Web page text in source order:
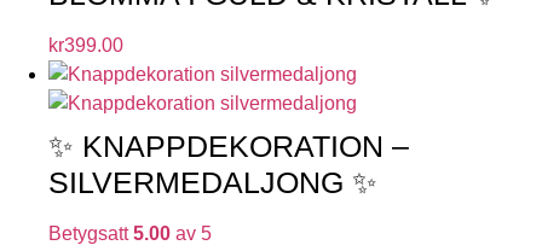
kr399.00
✨ KNAPPDEKORATION –
SILVERMEDALJONG ✨
Betygsatt5.00 av 5